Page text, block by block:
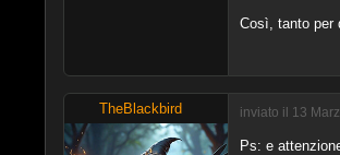
Così, tanto per
TheBlackbird inviato il 13
Ps: e